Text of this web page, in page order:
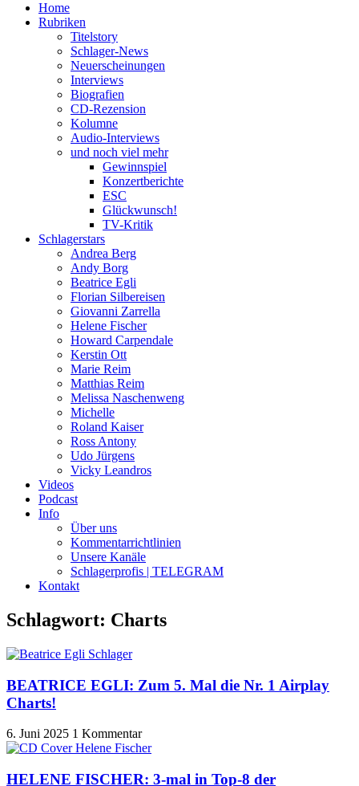
Home
Rubriken
Titelstory
Schlager-News
Neuerscheinungen
Interviews
Biografien
CD-Rezension
Kolumne
Audio-Interviews
und noch viel mehr
Gewinnspiel
Konzertberichte
ESC
Glückwunsch!
TV-Kritik
Schlagerstars
Andrea Berg
Andy Borg
Beatrice Egli
Florian Silbereisen
Giovanni Zarrella
Helene Fischer
Howard Carpendale
Kerstin Ott
Marie Reim
Matthias Reim
Melissa Naschenweng
Michelle
Roland Kaiser
Ross Antony
Udo Jürgens
Vicky Leandros
Videos
Podcast
Info
Über uns
Kommentarrichtlinien
Unsere Kanäle
Schlagerprofis | TELEGRAM
Kontakt
Schlagwort: Charts
BEATRICE EGLI: Zum 5. Mal die Nr. 1 Airplay
Charts!
6. Juni 2025 1 Kommentar
HELENE FISCHER: 3-mal in Top-8 der